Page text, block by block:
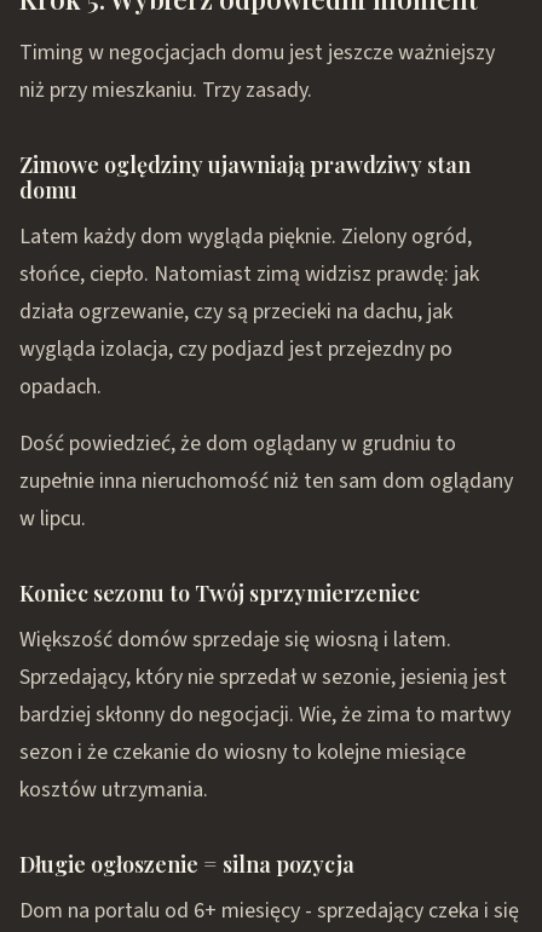
Timing w negocjacjach domu jest jeszcze ważniejszy
niż przy mieszkaniu. Trzy zasady.
Zimowe oględziny ujawniają prawdziwy stan
domu
Latem każdy dom wygląda pięknie. Zielony ogród,
słońce, ciepło. Natomiast zimą widzisz prawdę: jak
działa ogrzewanie, czy są przecieki na dachu, jak
wygląda izolacja, czy podjazd jest przejezdny po
opadach.
Dość powiedzieć, że dom oglądany w grudniu to
zupełnie inna nieruchomość niż ten sam dom oglądany
w lipcu.
Koniec sezonu to Twój sprzymierzeniec
Większość domów sprzedaje się wiosną i latem.
Sprzedający, który nie sprzedał w sezonie, jesienią jest
bardziej skłonny do negocjacji. Wie, że zima to martwy
sezon i że czekanie do wiosny to kolejne miesiące
kosztów utrzymania.
Długie ogłoszenie = silna pozycja
Dom na portalu od 6+ miesięcy - sprzedający czeka i się